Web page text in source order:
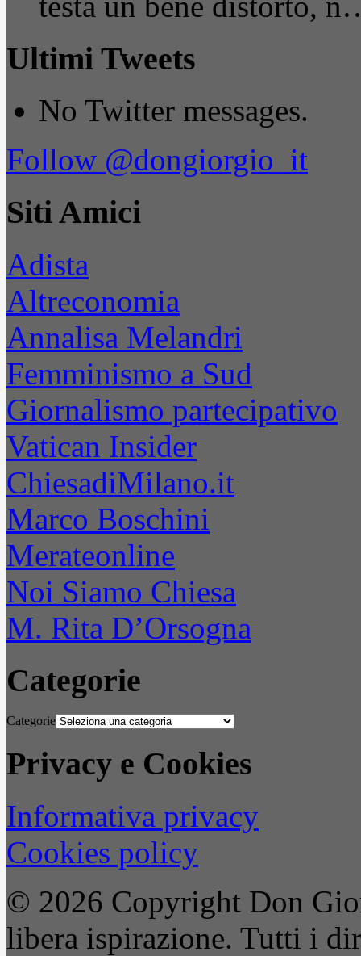
Ultimi Tweets
No Twitter messages.
Follow @dongiorgio_it
Siti Amici
Adista
Altreconomia
Annalisa Melandri
Femminismo a Sud
Giornalismo partecipativo
Vatican Insider
ChiesadiMilano.it
Marco Boschini
Merateonline
Noi Siamo Chiesa
M. Rita D’Orsogna
Categorie
Categorie
Privacy e Cookies
Informativa privacy
Cookies policy
© 2026 Copyright Don
libera ispirazione. Tutti i